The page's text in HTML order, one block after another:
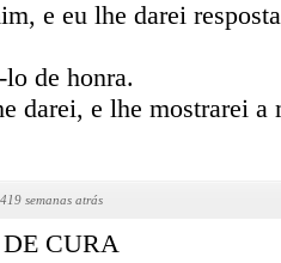
e eu lhe darei
de honra.
darei, e lhe mostrarei a
419 semanas atrás
CURA